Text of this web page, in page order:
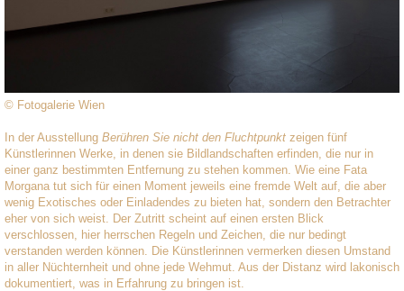
© Fotogalerie Wien
In der Ausstellung Berühren Sie nicht den Fluchtpunkt zeigen fünf
Künstlerinnen Werke, in denen sie Bildlandschaften erfinden, die nur in
einer ganz bestimmten Entfernung zu stehen kommen. Wie eine Fata
Morgana tut sich für einen Moment jeweils eine fremde Welt auf, die aber
wenig Exotisches oder Einladendes zu bieten hat, sondern den Betrachter
eher von sich weist. Der Zutritt scheint auf einen ersten Blick
verschlossen, hier herrschen Regeln und Zeichen, die nur bedingt
verstanden werden können. Die Künstlerinnen vermerken diesen Umstand
in aller Nüchternheit und ohne jede Wehmut. Aus der Distanz wird lakonisch
dokumentiert, was in Erfahrung zu bringen ist.